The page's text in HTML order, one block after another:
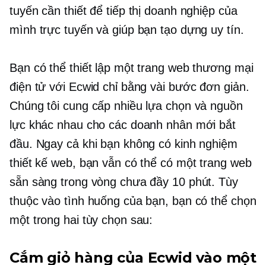
tuyến cần thiết để tiếp thị doanh nghiệp của
mình trực tuyến và giúp bạn tạo dựng uy tín.
Bạn có thể thiết lập một trang web thương mại
điện tử với Ecwid chỉ bằng vài bước đơn giản.
Chúng tôi cung cấp nhiều lựa chọn và nguồn
lực khác nhau cho các doanh nhân mới bắt
đầu. Ngay cả khi bạn không có kinh nghiệm
thiết kế web, bạn vẫn có thể có một trang web
sẵn sàng trong vòng chưa đầy 10 phút. Tùy
thuộc vào tình huống của bạn, bạn có thể chọn
một trong hai tùy chọn sau:
Cắm giỏ hàng của Ecwid vào một